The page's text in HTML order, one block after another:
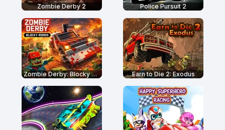
Zombie Derby 2 Police Pursuit 2
Zombie Derby: Blocky Roads Earn to Die 2: Exodus